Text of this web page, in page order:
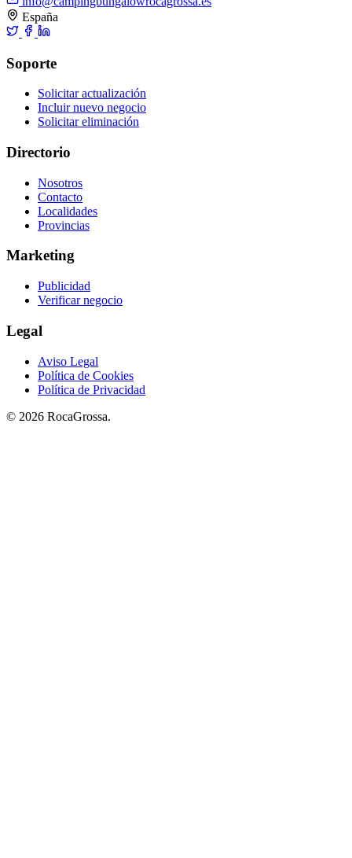
España
Soporte
Solicitar actualización
Incluir nuevo negocio
Solicitar eliminación
Directorio
Nosotros
Contacto
Localidades
Provincias
Marketing
Publicidad
Verificar negocio
Legal
Aviso Legal
Política de Cookies
Política de Privacidad
© 2026 RocaGrossa.